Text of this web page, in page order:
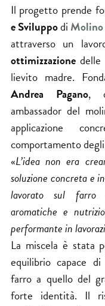
Il progetto prende
e Sviluppodi
attraverso un
ottimizzazionedelle
lievito madre.
Andrea Pagano,
ambassador del
applicazione
comportamento degli
«L’idea non era
soluzione concreta e
lavorato sul farro
aromatiche e
performante in
La miscela è stata
equilibrio capace
farro a quello del
forte identità. Il